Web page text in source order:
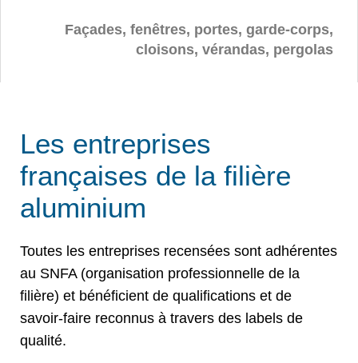
Façades, fenêtres, portes, garde-corps,
cloisons, vérandas, pergolas
Les entreprises
françaises de la filière
aluminium
Toutes les entreprises recensées sont adhérentes
au SNFA (organisation professionnelle de la
filière) et bénéficient de qualifications et de
savoir-faire reconnus à travers des labels de
qualité.